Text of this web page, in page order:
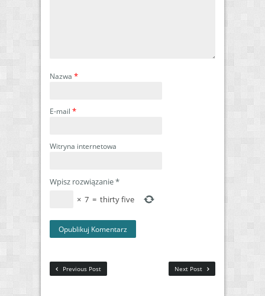
Nazwa *
E-mail *
Witryna internetowa
Wpisz rozwiązanie*
× 7 = thirty five
Next Post
Previous Post